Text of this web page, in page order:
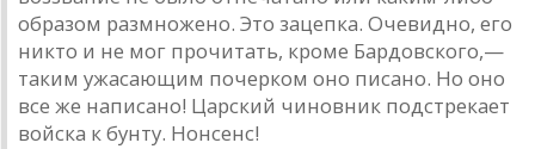
образом размножено. Это зацепка. Очевидно, его
никто и не мог прочитать, кроме Бардовского,—
таким ужасающим почерком оно писано. Но оно
все же написано! Царский чиновник подстрекает
войска к бунту. Нонсенс!